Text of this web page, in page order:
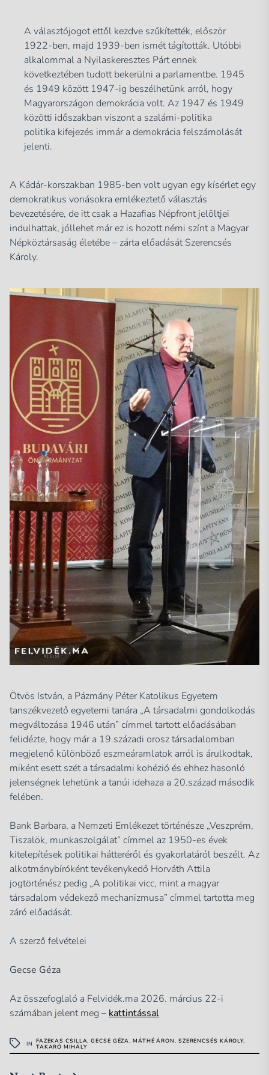
A választójogot ettől kezdve szűkítették, először
1922-ben, majd 1939-ben ismét tágították. Utóbbi
alkalommal a Nyilaskeresztes Párt ennek
következtében tudott bekerülni a parlamentbe. 1945
és 1949 között 1947-ig beszélhetünk arról, hogy
Magyarországon demokrácia volt. Az 1947 és 1949
közötti időszakban viszont a szalámi-politika
politika kifejezés immár a demokrácia felszámolását
jelenti.
A Kádár-korszakban 1985-ben volt ugyan egy kísérlet egy
demokratikus vonásokra emlékeztető választás
bevezetésére, de itt csak a Hazafias Népfront jelöltjei
indulhattak, jóllehet már ez is hozott némi színt a Magyar
Népköztársaság életébe – zárta előadását Szerencsés
Károly.
Ötvös István, a Pázmány Péter Katolikus Egyetem
tanszékvezető egyetemi tanára „A társadalmi gondolkodás
megváltozása 1946 után” címmel tartott előadásában
felidézte, hogy már a 19.századi orosz társadalomban
megjelenő különböző eszmeáramlatok arról is árulkodtak,
miként esett szét a társadalmi kohézió és ehhez hasonló
jelenségnek lehetünk a tanúi idehaza a 20.század második
felében.
Bank Barbara, a Nemzeti Emlékezet történésze „Veszprém,
Tiszalök, munkaszolgálat” címmel az 1950-es évek
kitelepítések politikai hátteréről és gyakorlatáról beszélt. Az
alkotmánybíróként tevékenykedő Horváth Attila
jogtörténész pedig „A politikai vicc, mint a magyar
társadalom védekező mechanizmusa” címmel tartotta meg
záró előadását.
A szerző felvételei
Gecse Géza
Az összefoglaló a Felvidék.ma 2026. március 22-i
számában jelent meg – kattintással
IN FAZEKAS CSILLA,GECSE GÉZA,MÁTHÉ ÁRON, SZERENCSÉS KÁROLY,
TAKARÓ MIHÁLY